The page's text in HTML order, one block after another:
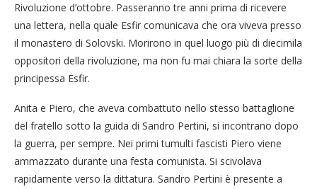
Rivoluzione d’ottobre. Passeranno tre anni prima di ricevere
una lettera, nella quale Esfir comunicava che ora viveva presso
il monastero di Solovski. Morirono in quel luogo più di diecimila
oppositori della rivoluzione, ma non fu mai chiara la sorte della
principessa Esfir.
Anita e Piero, che aveva combattuto nello stesso battaglione
del fratello sotto la guida di Sandro Pertini, si incontrano dopo
la guerra, per sempre. Nei primi tumulti fascisti Piero viene
ammazzato durante una festa comunista. Si scivolava
rapidamente verso la dittatura. Sandro Pertini è presente a